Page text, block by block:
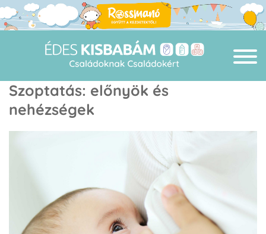
Szoptatás: előnyök és
nehézségek